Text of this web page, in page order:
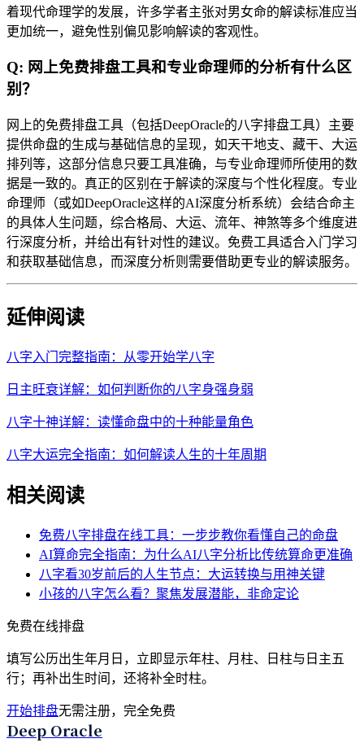
着现代命理学的发展，许多学者主张对男女命的解读标准应当
更加统一，避免性别偏见影响解读的客观性。
Q: 网上免费排盘工具和专业命理师的分析有什么区
别？
网上的免费排盘工具（包括DeepOracle的八字排盘工具）主要
提供命盘的生成与基础信息的呈现，如天干地支、藏干、大运
排列等，这部分信息只要工具准确，与专业命理师所使用的数
据是一致的。真正的区别在于解读的深度与个性化程度。专业
命理师（或如DeepOracle这样的AI深度分析系统）会结合命主
的具体人生问题，综合格局、大运、流年、神煞等多个维度进
行深度分析，并给出有针对性的建议。免费工具适合入门学习
和获取基础信息，而深度分析则需要借助更专业的解读服务。
延伸阅读
八字入门完整指南：从零开始学八字
日主旺衰详解：如何判断你的八字身强身弱
八字十神详解：读懂命盘中的十种能量角色
八字大运完全指南：如何解读人生的十年周期
相关阅读
免费八字排盘在线工具：一步步教你看懂自己的命盘
AI算命完全指南：为什么AI八字分析比传统算命更准确
八字看30岁前后的人生节点：大运转换与用神关键
小孩的八字怎么看？聚焦发展潜能，非命定论
免费在线排盘
填写公历出生年月日，立即显示年柱、月柱、日柱与日主五
行；再补出生时间，还将补全时柱。
开始排盘无需注册，完全免费
Deep Oracle